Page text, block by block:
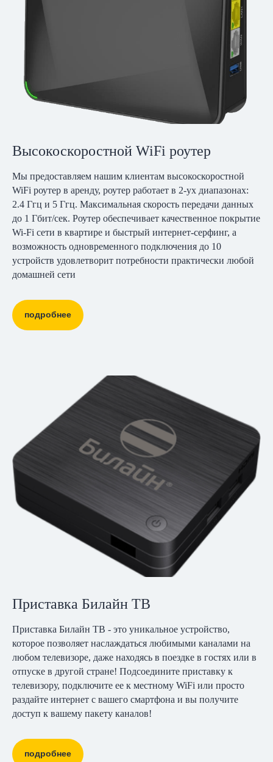
Высокоскоростной WiFi роутер
Мы предоставляем нашим клиентам высокоскоростной
WiFi роутер в аренду, роутер работает в 2-ух диапазонах:
2.4 Ггц и 5 Ггц. Максимальная скорость передачи данных
до 1 Гбит/сек. Роутер обеспечивает качественное покрытие
Wi-Fi сети в квартире и быстрый интернет-серфинг, а
возможность одновременного подключения до 10
устройств удовлетворит потребности практически любой
домашней сети
подробнее
Приставка Билайн ТВ
Приставка Билайн ТВ - это уникальное устройство,
которое позволяет наслаждаться любимыми каналами на
любом телевизоре, даже находясь в поездке в гостях или в
отпуске в другой стране! Подсоедините приставку к
телевизору, подключите ее к местному WiFi или просто
раздайте интернет с вашего смартфона и вы получите
доступ к вашему пакету каналов!
подробнее